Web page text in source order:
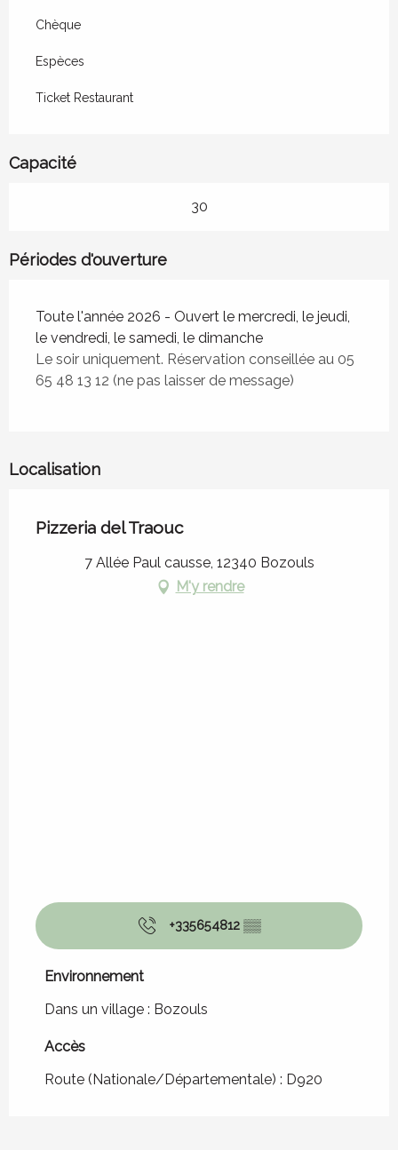
Chèque
Espèces
Ticket Restaurant
Capacité
30
Périodes d'ouverture
Toute l'année 2026 - Ouvert le mercredi, le jeudi,
le vendredi, le samedi, le dimanche
Le soir uniquement. Réservation conseillée au 05
65 48 13 12 (ne pas laisser de message)
Localisation
Pizzeria del Traouc
7 Allée Paul causse, 12340 Bozouls
M'y rendre
+335654812 ▒▒
Environnement
Environnement
Dans un village : Bozouls
Accès
Accès
Route (Nationale/Départementale) : D920